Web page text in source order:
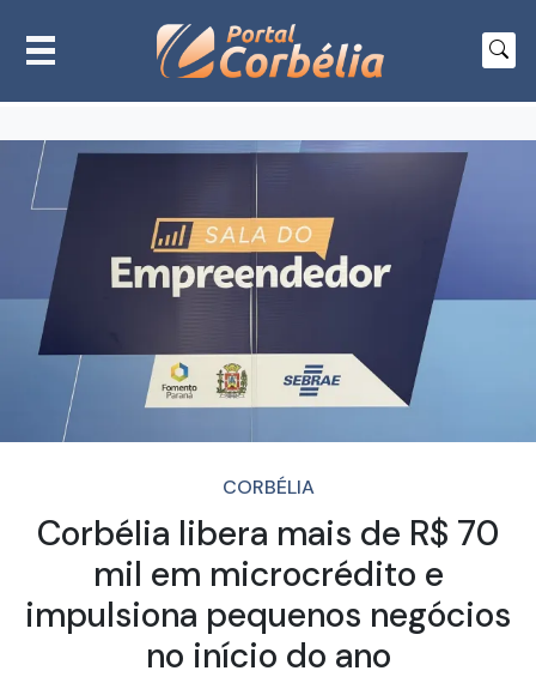
CORBÉLIA
Corbélia libera mais de R$ 70
mil em microcrédito e
impulsiona pequenos negócios
no início do ano